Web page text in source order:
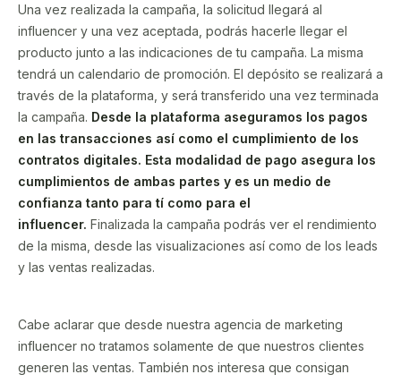
Una vez realizada la campaña, la solicitud llegará al
influencer y una vez aceptada, podrás hacerle llegar el
producto junto a las indicaciones de tu campaña. La misma
tendrá un calendario de promoción. El depósito se realizará a
través de la plataforma, y será transferido una vez terminada
la campaña. Desde la plataforma aseguramos los pagos
en las transacciones así como el cumplimiento de los
contratos digitales. Esta modalidad de pago asegura los
cumplimientos de ambas partes y es un medio de
confianza tanto para tí como para el
influencer. Finalizada la campaña podrás ver el rendimiento
de la misma, desde las visualizaciones así como de los leads
y las ventas realizadas.
Cabe aclarar que desde nuestra agencia de marketing
influencer no tratamos solamente de que nuestros clientes
generen las ventas. También nos interesa que consigan